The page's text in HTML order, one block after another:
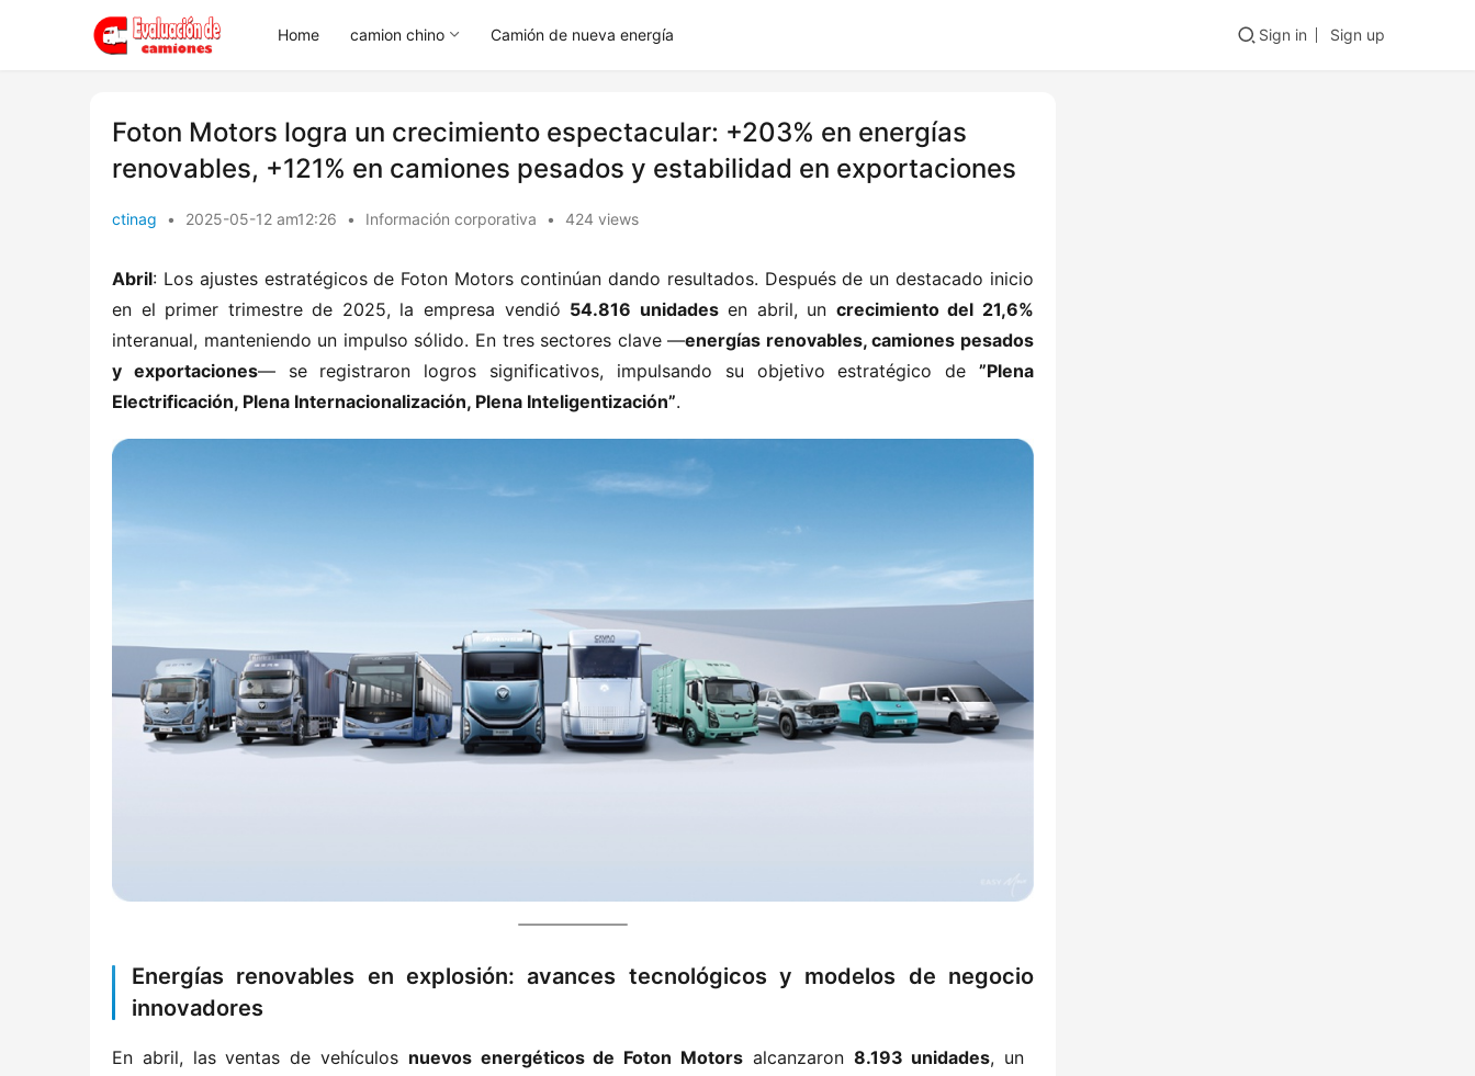
Home camion chino Camión de nueva energía Sign in Sign up
Foton Motors logra un crecimiento espectacular: +203% en energías
renovables, +121% en camiones pesados y estabilidad en exportaciones
ctinag • 2025-05-12 am12:26 • Información corporativa • 424 views
Abril​​: Los ajustes estratégicos de Foton Motors continúan dando resultados. Después de un destacado inicio
en el primer trimestre de 2025, la empresa vendió ​ ​54.816 unidades​​ en abril, un ​ ​crecimiento del 21,6%​
interanual, manteniendo un impulso sólido. En tres sectores clave —​​energías renovables, camiones pesados
y exportaciones​​— se registraron logros significativos, impulsando su objetivo estratégico de ​​”Plena
Electrificación, Plena Internacionalización, Plena Inteligentización”​​.
Energías renovables en explosión: avances tecnológicos y modelos de negocio
innovadores
En abril, las ventas de vehículos ​ ​nuevos energéticos de Foton Motors​ ​ alcanzaron ​ ​8.193 unidades​​, un ​